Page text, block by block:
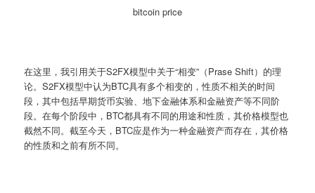
bitcoin price
在这里，我引用关于S2FX模型中关于“相变”（Prase Shift）的理
论。S2FX模型中认为BTC具有多个相变的，性质不相关的时间
段，其中包括早期货币实验、地下金融体系和金融资产等不同阶
段。在每个阶段中，BTC都具有不同的用途和性质，其价格模型也
截然不同。截至今天，BTC应是作为一种金融资产而存在，其价格
的性质和之前有所不同。